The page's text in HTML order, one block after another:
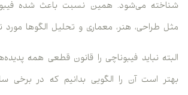
شناخته می‌شود. همین نسبت باعث شده
مثل طراحی، هنر، معماری و تحلیل الگوها مورد
البته نباید فیبوناچی را قانون قطعی همه
بهتر است آن را الگویی بدانیم که در برخی